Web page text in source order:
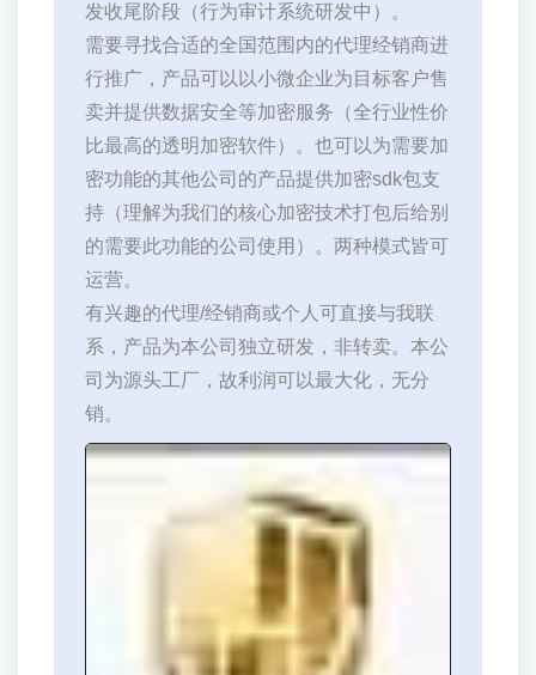
发收尾阶段（行为审计系统研发中）。
需要寻找合适的全国范围内的代理经销商进
行推广，产品可以以小微企业为目标客户售
卖并提供数据安全等加密服务（全行业性价
比最高的透明加密软件）。也可以为需要加
密功能的其他公司的产品提供加密sdk包支
持（理解为我们的核心加密技术打包后给别
的需要此功能的公司使用）。两种模式皆可
运营。
有兴趣的代理/经销商或个人可直接与我联
系，产品为本公司独立研发，非转卖。本公
司为源头工厂，故利润可以最大化，无分
销。